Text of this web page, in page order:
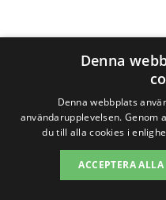
Sök efter
sanering i
nära Åled
Denna
Denna webbplats
användarupplevelsen. Genom
du till alla cookies i
ACCEPTERA ALLA